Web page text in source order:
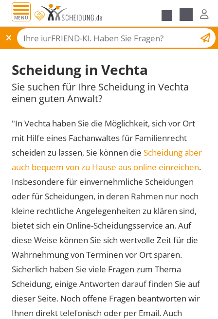
MENÜ
Scheidungsantrag
Scheidung in Vechta
Sie suchen für Ihre Scheidung in Vechta
einen guten Anwalt?
"In Vechta haben Sie die Möglichkeit, sich vor Ort
mit Hilfe eines Fachanwaltes für Familienrecht
scheiden zu lassen, Sie können die Scheidung aber
auch bequem von zu Hause aus online einreichen.
Insbesondere für einvernehmliche Scheidungen
oder für Scheidungen, in deren Rahmen nur noch
kleine rechtliche Angelegenheiten zu klären sind,
bietet sich ein Online-Scheidungsservice an. Auf
diese Weise können Sie sich wertvolle Zeit für die
Wahrnehmung von Terminen vor Ort sparen.
Sicherlich haben Sie viele Fragen zum Thema
Scheidung, einige Antworten darauf finden Sie auf
dieser Seite. Noch offene Fragen beantworten wir
Ihnen direkt telefonisch oder per Email. Auch